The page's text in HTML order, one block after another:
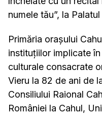
numele tău”, la
Primăria orașului
instituțiilor implicate
culturale consacrate
Vieru la 82 de ani de
Consiliului Raional
României la Cahul,